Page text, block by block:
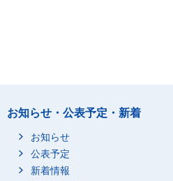
お知らせ・公表予定・新着
お知らせ
公表予定
新着情報